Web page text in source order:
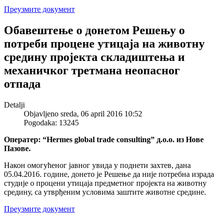
Преузмите документ
Обавештење о донетом Решењу о
потреби процене утицаја на животну
средину пројекта складиштења и
механичког третмана неопасног
отпада
Detalji
Objavljeno sreda, 06 april 2016 10:52
Pogodaka: 13245
Оператер: “Hermes global trade consulting” д.о.о. из Нове
Пазове.
Након омогућеног јавног увида у поднети захтев, дана
05.04.2016. године, донето је Решење да није потребна израда
студије о процени утицаја предметног пројекта на животну
средину, са утврђеним условима заштите животне средине.
Преузмите документ